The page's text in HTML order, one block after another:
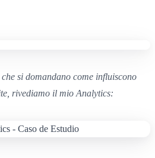
si domandano come influiscono
rivediamo il mio Analytics: